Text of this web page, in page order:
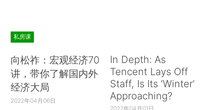
私房课
向松祚：宏观经济70
讲，带你了解国内外
经济大局
2022年04月06日
In Depth: As
Tencent Lays Off
Staff, Is Its ‘Winter’
Approaching?
2022年04月01日